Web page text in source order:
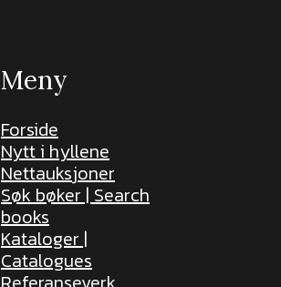
Meny
Forside
Nytt i hyllene
Nettauksjoner
Søk bøker | Search
books
Kataloger |
Catalogues